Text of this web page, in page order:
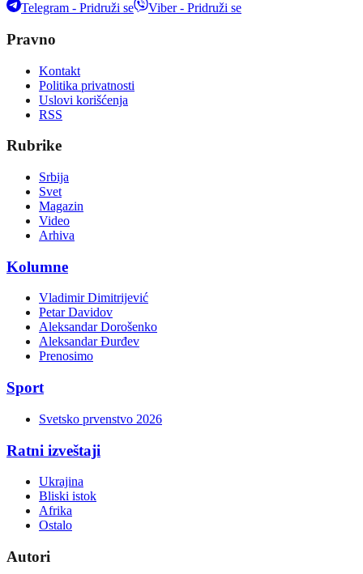
Telegram - Pridruži se Viber - Pridruži se
Pravno
Kontakt
Politika privatnosti
Uslovi korišćenja
RSS
Rubrike
Srbija
Svet
Magazin
Video
Arhiva
Kolumne
Vladimir Dimitrijević
Petar Davidov
Aleksandar Dorošenko
Aleksandar Đurđev
Prenosimo
Sport
Svetsko prvenstvo 2026
Ratni izveštaji
Ukrajina
Bliski istok
Afrika
Ostalo
Autori